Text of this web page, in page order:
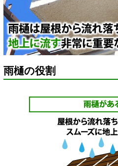
雨樋の役割